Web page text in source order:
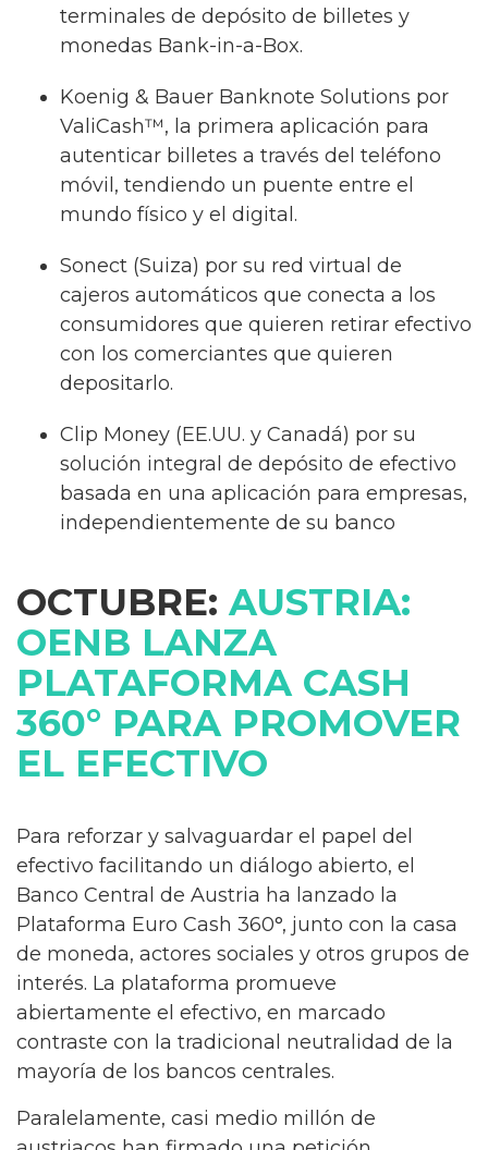
terminales de depósito de billetes y
monedas Bank-in-a-Box.
Koenig & Bauer Banknote Solutions por
ValiCash™, la primera aplicación para
autenticar billetes a través del teléfono
móvil, tendiendo un puente entre el
mundo físico y el digital.
Sonect (Suiza) por su red virtual de
cajeros automáticos que conecta a los
consumidores que quieren retirar efectivo
con los comerciantes que quieren
depositarlo.
Clip Money (EE.UU. y Canadá) por su
solución integral de depósito de efectivo
basada en una aplicación para empresas,
independientemente de su banco
OCTUBRE:AUSTRIA:
OENB LANZA
PLATAFORMA CASH
360° PARA PROMOVER
EL EFECTIVO
Para reforzar y salvaguardar el papel del
efectivo facilitando un diálogo abierto, el
Banco Central de Austria ha lanzado la
Plataforma Euro Cash 360°, junto con la casa
de moneda, actores sociales y otros grupos de
interés. La plataforma promueve
abiertamente el efectivo, en marcado
contraste con la tradicional neutralidad de la
mayoría de los bancos centrales.
Paralelamente, casi medio millón de